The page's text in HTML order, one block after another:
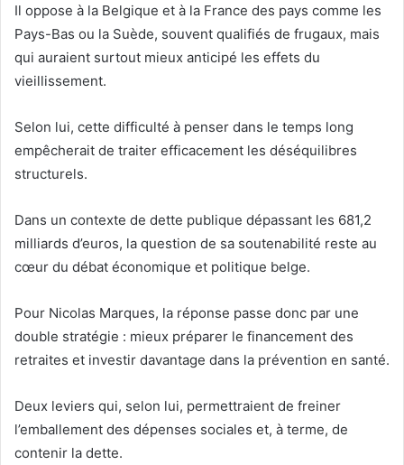
Il oppose à la Belgique et à la France des pays comme les
Pays-Bas ou la Suède, souvent qualifiés de frugaux, mais
qui auraient surtout mieux anticipé les effets du
vieillissement.
Selon lui, cette difficulté à penser dans le temps long
empêcherait de traiter efficacement les déséquilibres
structurels.
Dans un contexte de dette publique dépassant les 681,2
milliards d’euros, la question de sa soutenabilité reste au
cœur du débat économique et politique belge.
Pour Nicolas Marques, la réponse passe donc par une
double stratégie : mieux préparer le financement des
retraites et investir davantage dans la prévention en santé.
Deux leviers qui, selon lui, permettraient de freiner
l’emballement des dépenses sociales et, à terme, de
contenir la dette.